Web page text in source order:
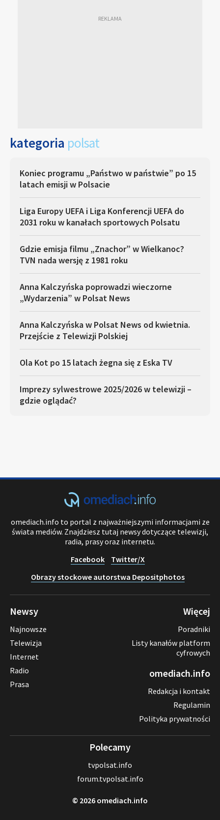
kategoria polsat
Koniec programu „Państwo w państwie” po 15
latach emisji w Polsacie
Liga Europy UEFA i Liga Konferencji UEFA do
2031 roku w kanałach sportowych Polsatu
Gdzie emisja filmu „Znachor” w Wielkanoc?
TVN nada wersję z 1981 roku
Anna Kalczyńska poprowadzi wieczorne
„Wydarzenia” w Polsat News
Anna Kalczyńska w Polsat News od kwietnia.
Przejście z Telewizji Polskiej
Ola Kot po 15 latach żegna się z Eska TV
Imprezy sylwestrowe 2025/2026 w telewizji –
gdzie oglądać?
omediach.info to portal z najważniejszymi informacjami ze
świata mediów. Znajdziesz tutaj newsy dotyczące telewizji,
radia, prasy oraz internetu.
Facebook
Twitter/X
Obrazy stockowe autorstwa Depositphotos
Newsy
Najnowsze
Telewizja
Internet
Radio
Prasa
Więcej
Poradniki
Listy kanałów platform
cyfrowych
omediach.info
Redakcja i kontakt
Regulamin
Polityka prywatności
Polecamy
tvpolsat.info
forum.tvpolsat.info
© 2026 omediach.info